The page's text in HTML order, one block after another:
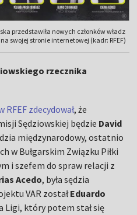
przedstawiła nowych członków władz
swojej stronie internetowej (kadr: RFEF)
rzecznika
zdecydował, że
Sędziowskiej będzie David
międzynarodowy, ostatnio
w Bułgarskim Związku Piłki
i szefem do spraw relacji z
Acedo, była sędzia
VAR zostałEduardo
Ligi, który potem stał się